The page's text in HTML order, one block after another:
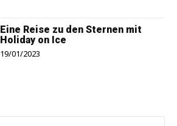
Eine Reise zu den Sternen mit
Holiday on Ice
19/01/2023